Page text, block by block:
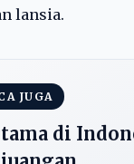
lansia.
JUGA
di